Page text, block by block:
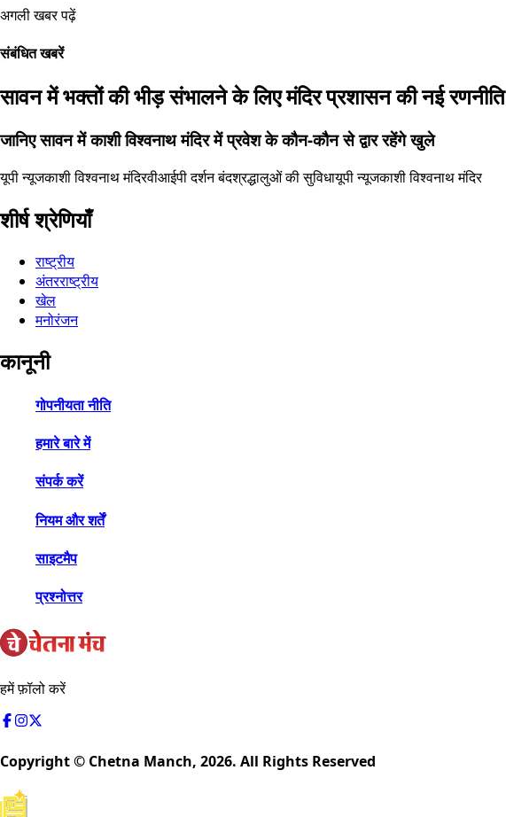
अगली खबर पढ़ें
संबंधित खबरें
सावन में भक्तों की भीड़ संभालने के लिए मंदिर प्रशासन की नई रणनीति
जानिए सावन में काशी विश्वनाथ मंदिर में प्रवेश के कौन-कौन से द्वार रहेंगे खुले
यूपी न्यूजकाशी विश्वनाथ मंदिरवीआईपी दर्शन बंदश्रद्धालुओं की सुविधायूपी न्यूजकाशी विश्वनाथ मंदिर
शीर्ष श्रेणियाँ
राष्ट्रीय
अंतरराष्ट्रीय
खेल
मनोरंजन
कानूनी
गोपनीयता नीति
हमारे बारे में
संपर्क करें
नियम और शर्तें
साइटमैप
प्रश्नोत्तर
हमें फ़ॉलो करें
Copyright © Chetna Manch, 2026. All Rights Reserved